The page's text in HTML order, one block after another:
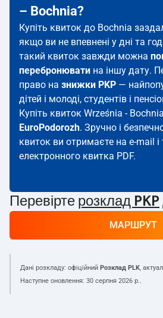
– Bochnia?
Купіть квиток до Bochnia
якщо ви не впевнені у дні та
такий квиток завжди можна
перебронювати на іншу дату.
право на знижки PKP —
дітей і молоді, студентів і
Купіть квиток Września -
EuroPodorozh. Зручно і
квиток ви отримаєте на e-mail і
електронного квитка PDF.
Перевірте розклад PKP
МАРШРУТ
Дані розкладу: офіційний Розклад PLK,
Наступне оновлення: 30 серпня 2026 р..